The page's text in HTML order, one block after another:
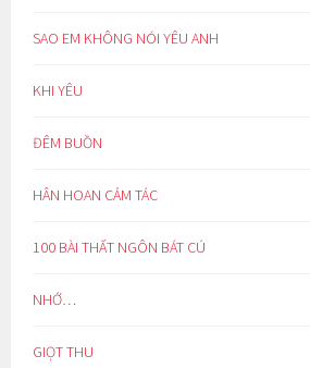
SAO EM KHÔNG NÓI YÊU ANH
KHI YÊU
ĐÊM BUỒN
HÂN HOAN CẢM TÁC
100 BÀI THẤT NGÔN BÁT CÚ
NHỚ…
GIỌT THU